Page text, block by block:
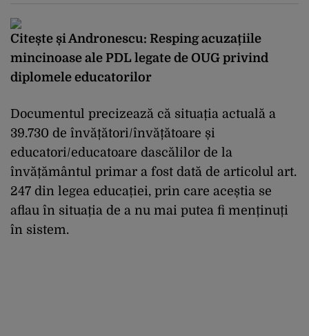
Citește și Andronescu: Resping acuzațiile
mincinoase ale PDL legate de OUG privind
diplomele educatorilor
Documentul precizează că situația actuală a
39.730 de învățători/învățătoare și
educatori/educatoare dascălilor de la
învățământul primar a fost dată de articolul art.
247 din legea educației, prin care aceștia se
aflau în situația de a nu mai putea fi menținuți
în sistem.